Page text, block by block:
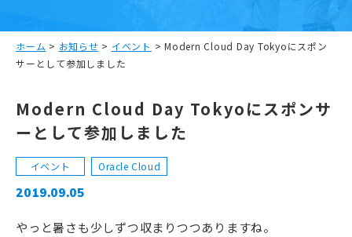
ホーム > お知らせ > イベント > Modern Cloud Day Tokyoにスポン
サーとして参加しました
Modern Cloud Day Tokyoにスポンサ
ーとして参加しました
イベント Oracle Cloud
2019.09.05
やっと暑さも少しずつ収まりつつありますね。